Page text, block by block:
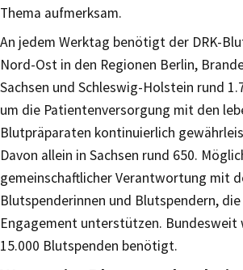
Thema aufmerksam.
An jedem Werktag benötigt der DRK-
Nord-Ost in den Regionen Berlin,
Sachsen und Schleswig-Holstein rund
um die Patientenversorgung mit den
Blutpräparaten kontinuierlich
Davon allein in Sachsen rund 650.
gemeinschaftlicher Verantwortung mit
Blutspenderinnen und Blutspendern,
Engagement unterstützen. Bundesweit
15.000 Blutspenden benötigt.